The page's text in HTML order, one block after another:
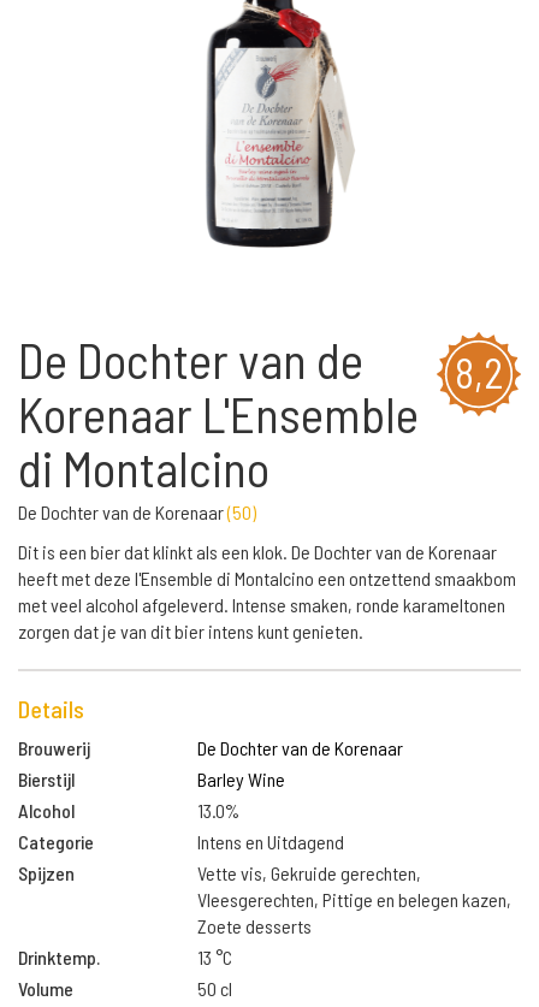
8,2
De Dochter van de
Korenaar L'Ensemble
di Montalcino
De Dochter van de Korenaar(50)
Dit is een bier dat klinkt als een klok. De Dochter van de Korenaar
heeft met deze l'Ensemble di Montalcino een ontzettend smaakbom
met veel alcohol afgeleverd. Intense smaken, ronde karameltonen
zorgen dat je van dit bier intens kunt genieten.
Details
Brouwerij
De Dochter van de Korenaar
Bierstijl
Barley Wine
Alcohol
13.0%
Categorie
Intens en Uitdagend
Spijzen
Vette vis, Gekruide gerechten,
Vleesgerechten, Pittige en belegen kazen,
Zoete desserts
Drinktemp.
13 °C
Volume
50 cl